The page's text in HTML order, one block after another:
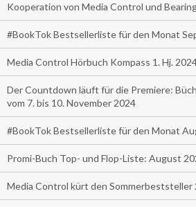
Kooperation von Media Control und
#BookTok Bestsellerliste für den Monat
Media Control Hörbuch Kompass 1. Hj.
Der Countdown läuft für die Premiere:
vom 7. bis 10. November 2024
#BookTok Bestsellerliste für den Monat
Promi-Buch Top- und Flop-Liste: August
Media Control kürt den Sommerbeststeller